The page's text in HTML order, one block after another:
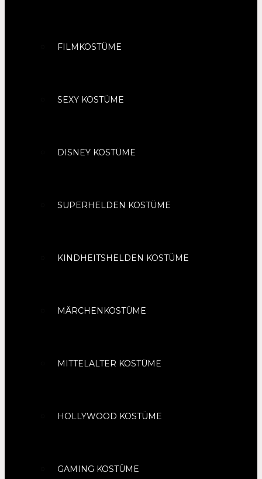
FILMKOSTÜME
SEXY KOSTÜME
DISNEY KOSTÜME
SUPERHELDEN KOSTÜME
KINDHEITSHELDEN KOSTÜME
MÄRCHENKOSTÜME
MITTELALTER KOSTÜME
HOLLYWOOD KOSTÜME
GAMING KOSTÜME